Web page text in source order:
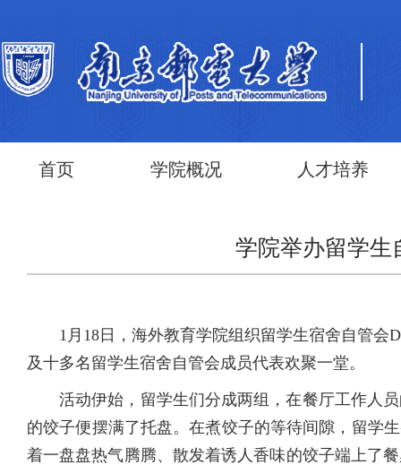
首页 学院概况 人才培养
学院举办留学生
1月18日，海外教育学院组织留学生宿舍自管
及十多名留学生宿舍自管会成员代表欢聚一堂。
活动伊始，留学生们分成两组，在餐厅工作人
的饺子便摆满了托盘。在煮饺子的等待间隙，留学
着一盘盘热气腾腾、散发着诱人香味的饺子端上了